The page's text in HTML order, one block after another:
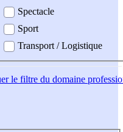
Spectacle
Sport
Transport / Logistique
le filtre du domaine